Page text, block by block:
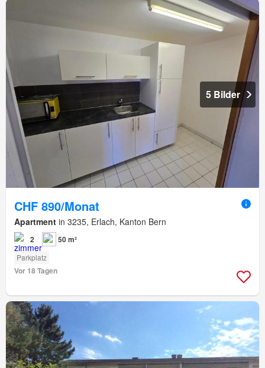
5 Bilder
CHF 890/Monat
Apartment in 3235, Erlach, Kanton Bern
2 50 m²
Parkplatz
Vor 18 Tagen